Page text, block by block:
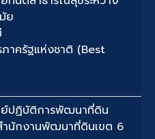
ย
ภาครัฐแห่งชาติ (Best
ปฏิบัติการพัฒนาที่ดิน
ำนักงานพัฒนาที่ดินเขต 6